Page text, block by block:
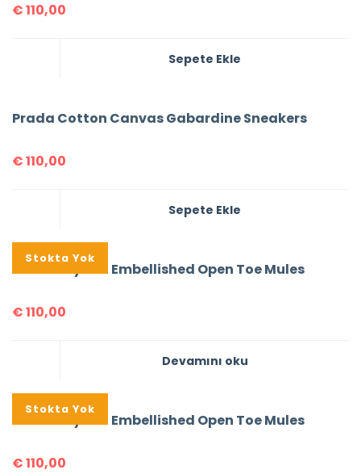
€110,00
Sepete Ekle
Prada Cotton Canvas Gabardine Sneakers
€110,00
Sepete Ekle
Stokta Yok
Prada Crystal Embellished Open Toe Mules
€110,00
Devamını oku
Stokta Yok
Prada Crystal Embellished Open Toe Mules
€110,00